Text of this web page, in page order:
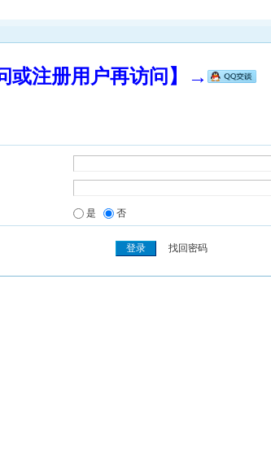
或注册用户再访问】→
是 否
找回密码